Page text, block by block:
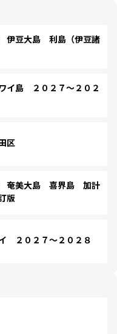
豆大島 利島（伊豆諸
島 ２０２７～２０２
区
奄美大島 喜界島 加計
版
２０２７～２０２８